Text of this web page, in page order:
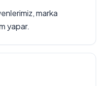
marka
yapar.